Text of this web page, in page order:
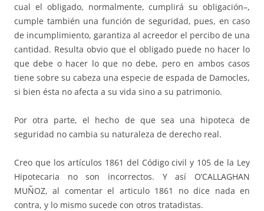
cual el obligado, normalmente, cumplirá su obligación–,
cumple tam­bién una función de seguridad, pues, en caso
de incumplimiento, garan­ti­za al acreedor el percibo de una
cantidad. Resulta obvio que el obligado pue­de no hacer lo
que debe o hacer lo que no debe, pero en ambos casos
tiene sobre su cabeza una especie de espada de Damocles,
si bien ésta no afecta a su vida sino a su patrimonio.
Por otra parte, el hecho de que sea una hipoteca de
seguridad no cam­bia su naturaleza de derecho real.
Creo que los artículos 1861 del Código civil y 105 de la Ley
Hipo­te­ca­ria no son incorrectos. Y así O’CALLAGHAN
MUÑOZ, al co­mentar el ar­ti­culo 1861 no dice nada en
contra, y lo mismo sucede con otros tra­ta­distas.